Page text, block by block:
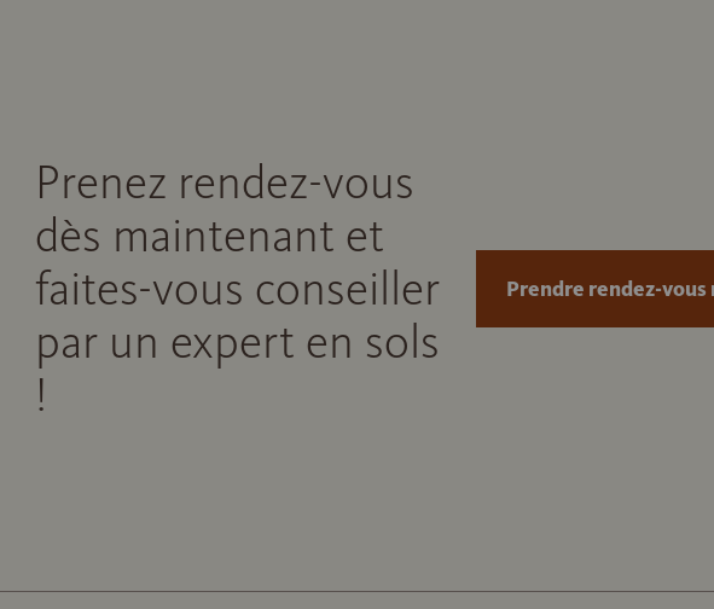
Prenez rendez-vous
dès maintenant et
faites-vous conseiller
par un expert en sols
!
Prendre rendez-